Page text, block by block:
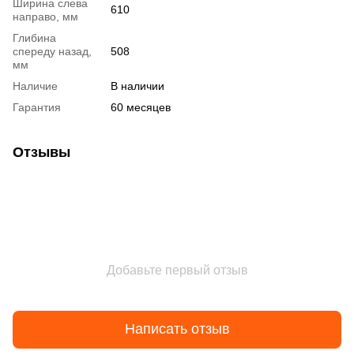
Ширина слева
направо, мм
610
Глибина
спереду назад,
мм
508
Наличие
В наличии
Гарантия
60 месяцев
Отзывы
Добавьте первый отзыв
Написать отзыв